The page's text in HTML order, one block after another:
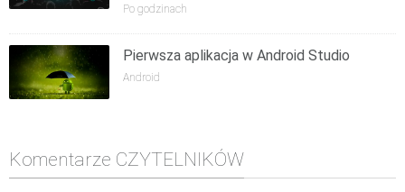
Po godzinach
Pierwsza aplikacja w Android Studio
Android
Komentarze CZYTELNIKÓW